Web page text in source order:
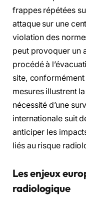
frappes répétées
attaque sur une
violation des
peut provoquer un
procédé à
site,
mesures illustrent
nécessité d’une
internationale suit
anticiper les
liés au risque
Les enjeux
radiologique